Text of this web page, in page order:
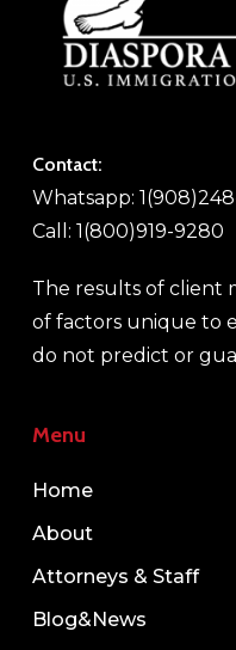
Contact:
Whatsapp:
Call: 1(800)919-9280
The results of client
of factors unique to
do not predict or
Menu
Home
About
Attorneys & Staff
Blog&News